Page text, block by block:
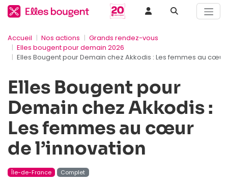
Accueil Nos actions
Grands rendez-vous
Elles bougent pour demain 2026
Elles Bougent pour Demain chez Akkodis : Les femmes au cœur
Elles Bougent pour
Demain chez Akkodis :
Les femmes au cœur
de l’innovation
Île-de-France Complet